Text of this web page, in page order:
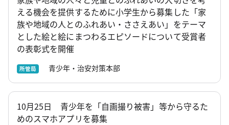
える機会を提供するために小学生から募集した「家
族や地域の人とのふれあい・ささえあい」をテーマ
とした絵と絵にまつわるエピソードについて受賞者
の表彰式を開催
所管局 青少年・治安対策本部
10月25日 青少年を「自画撮り被害」等から守るた
めのスマホアプリを募集